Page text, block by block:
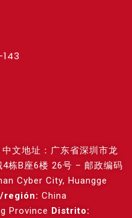
中文地址：广东省深圳市龙
栋B座6楼 26号 – 邮政编码
Cyber City, Huangge
región: China
Province Distrito: